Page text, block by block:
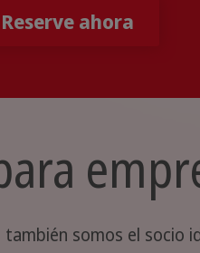
Reserve ahora
somos el socio